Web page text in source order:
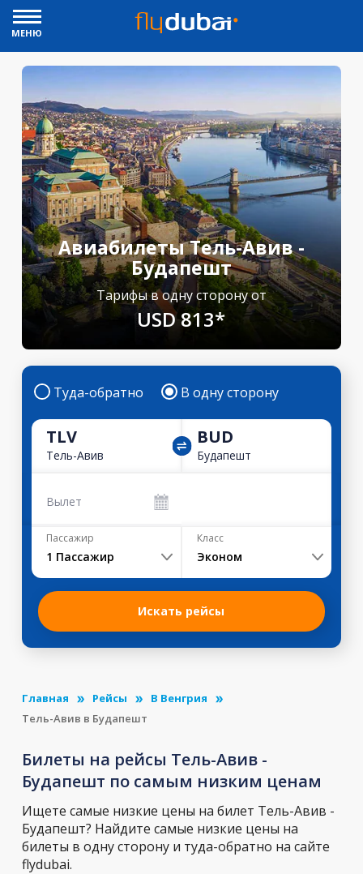
МЕНЮ
Авиабилеты Тель-Авив -
Будапешт
Тарифы в одну сторону от
USD 813*
Туда-обратно В одну сторону
TLV
Тель-Авив
BUD
Будапешт
Вылет
Пассажир
1 Пассажир
Класс
Эконом
Искать рейсы
Главная Рейсы
В Венгрия
Тель-Авив в Будапешт
Билеты на рейсы Тель-Авив -
Будапешт по самым низким ценам
Ищете самые низкие цены на билет Тель-Авив -
Будапешт? Найдите самые низкие цены на
билеты в одну сторону и туда-обратно на сайте
flydubai.